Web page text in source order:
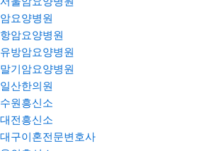
암요양병원
항암요양병원
유방암요양병원
말기암요양병원
일산한의원
수원흥신소
대전흥신소
대구이혼전문변호사